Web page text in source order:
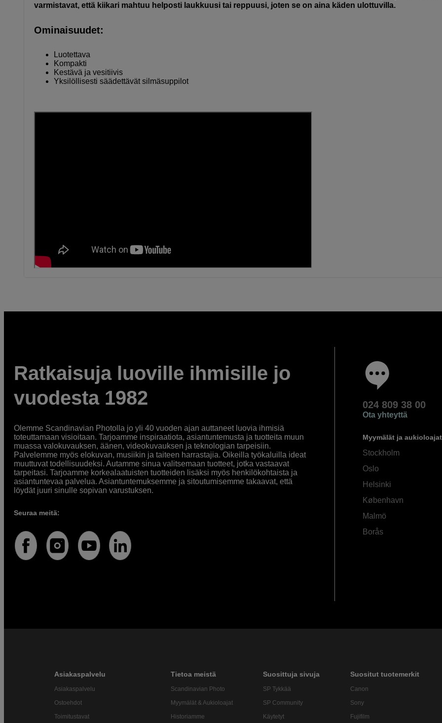
varmistavat, että kiikari mahtuu helposti laukkuusi tai reppuusi, joten se on aina käden ulottuvilla.
Ominaisuudet:
Luotettava
Kompakti
Kestävä ja vesitiivis
Yksilöllisesti säädettävät silmäsuppilot
Ratkaisuja luoville ihmisille jo
vuodesta 1982
Olemme Scandinavian Photolla jo yli 40 vuoden ajan auttaneet luovia ihmisiä
toteuttamaan visioitaan. Tarjoamme inspiraatiota, asiantuntemusta ja tuotteita muun
muassa valokuvauksen, äänen, videokuvauksen ja teknologian tarpeisiin.
Palvelemme myös elokuvan, musiikin ja taiteen harrastajia. Oikeilla työkaluilla ideat
muuttuvat todellisuudeksi. Autamme sinua valitsemaan tuotteet, jotka vastaavat
tarpeitasi. Tarjoamme korkealaatuisten tuotteiden lisäksi myös henkilökohtaista ja
asiantuntevaa palvelua. Asiantuntemuksemme ja sitoutumisemme takaavat, että
löydät juuri sinulle sopivan varustuksen.
Seuraa meitä:
024 809 38 00
Ota yhteyttä
Myymälät ja aukioloajat
Stockholm
Oslo
Helsinki
København
Malmö
Borås
Asiakaspalvelu
Asiakaspalvelu
Ostoehdot
Toimitustavat
Tietoa meistä
Scandinavian Photo
Myymälät & Aukioloajat
Historiamme
Suosittuja sivuja
SP Tykkää
SP Community
Käytetyt
Suositut tuotemerkit
Canon
Sony
Fujifilm